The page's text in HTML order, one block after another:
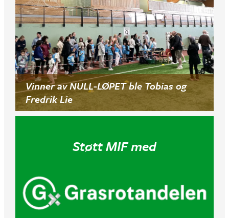
Vinner av NULL-LØPET ble Tobias og
Fredrik Lie
Støtt MIF med